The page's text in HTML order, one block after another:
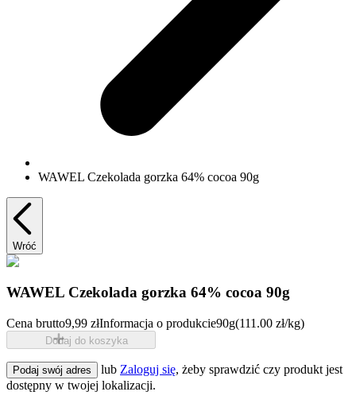
WAWEL Czekolada gorzka 64% cocoa 90g
Wróć
WAWEL Czekolada gorzka 64% cocoa 90g
Cena brutto9,99 złInformacja o produkcie90g(111.00 zł/kg)
Dodaj do koszyka
Podaj swój adres lub Zaloguj się, żeby sprawdzić czy produkt jest
dostępny w twojej lokalizacji.